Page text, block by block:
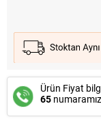
Ürün Fiyat
65